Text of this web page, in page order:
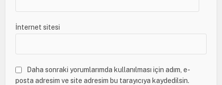
İnternet sitesi
Daha sonraki yorumlarımda kullanılması için adım, e-
posta adresim ve site adresim bu tarayıcıya kaydedilsin.